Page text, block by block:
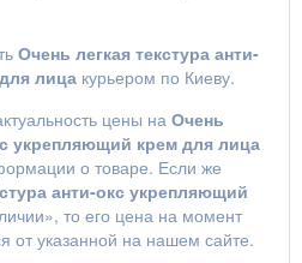
Очень легкая текстура анти-
лица курьером по Киеву.
цены на Очень
укрепляющий крем для лица
о товаре. Если же
анти-окс укрепляющий
то его цена на момент
от указанной на нашем сайте.